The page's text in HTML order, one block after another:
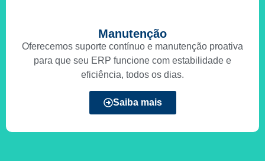
Manutenção
Oferecemos suporte contínuo e manutenção proativa
para que seu ERP funcione com estabilidade e
eficiência, todos os dias.
Saiba mais